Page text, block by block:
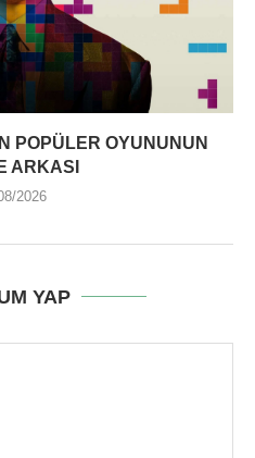
POPÜLER OYUNUNUN
ARKASI
2026
YAP